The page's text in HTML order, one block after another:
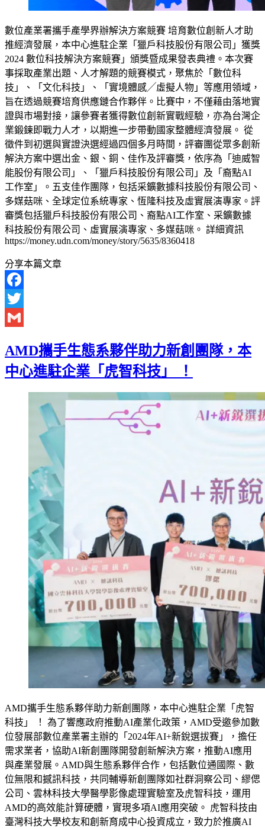
數位產業署攜手產學界辦解決方案競賽 培育數位創新人才助
推經濟發展，本中心進駐企業「獵戶科技股份有限公司」獲獎
2024 數位科技解決方案競賽」頒獎暨成果發表典禮。本次賽
事採取產業出題、人才解題的競賽模式，聚焦於「數位科
技」、「文化科技」、「實境體感╱虛擬人物」等應用領域，
旨在透過競賽培育供應鏈合作夥伴。比賽中，不僅藉由落地實
證與市場對接，讓參賽者獲得數位創新實戰經驗，亦為台灣企
業鍛鍊即戰力人才，以期進一步帶動國家整體經濟發展。 從
徵件到初選與實證決選經過四個多月時間，評審團從眾多創新
解決方案中選出金、銀、銅、佳作及評審獎，依序為「迪威智
能股份有限公司」、「獵戶科技股份有限公司」及「裔點AI
工作室」。五支佳作團隊，包括采鑛數據科技股份有限公司、
多媒菇咪、全球定位系統專家、恆隆科技及虛實展演專家。評
審獎包括獵戶科技股份有限公司、裔點AI工作室、采鑛數據
科技股份有限公司、虛實展演專家、多媒菇咪。 詳細資訊
https://money.udn.com/money/story/5635/8360418
分享本篇文章
Facebook
Twitter
AMD攜手生態系夥伴助力新創團隊，本
中心進駐企業「虎智科技」 ！
AMD攜手生態系夥伴助力新創團隊，本中心進駐企業「虎智
科技」 ！ 為了響應政府推動AI產業化政策，AMD受邀參加數
位發展部數位產業署主辦的「2024年AI+新銳選拔賽」，擔任
需求業者，協助AI新創團隊開發創新解決方案，推動AI應用
與產業發展。AMD與生態系夥伴合作，包括數位通國際、數
位無限和撼訊科技，共同輔導新創團隊如社群洞察公司、繆偲
公司、雲林科技大學醫學影像處理實驗室及虎智科技，運用
AMD的高效能計算硬體，實現多項AI應用突破。 虎智科技由
臺灣科技大學校友和創新育成中心投資成立，致力於推廣AI